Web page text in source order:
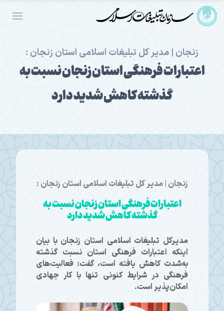
زنجان | مدیر کل تبلیغات اسلامی استان زنجان :
اعتبارات فرهنگی استان زنجان نسبت به
گذشته کاهش شدید دارد
زنجان | مدیر کل تبلیغات اسلامی استان زنجان :
اعتبارات فرهنگی استان زنجان نسبت به
گذشته کاهش شدید دارد
مدیرکل تبلیغات اسلامی استان زنجان با بیان
اینکه اعتبارات فرهنگی استان نسبت گذشته
به‌شدت کاهش یافته است، گفت: فعالیت‌های
فرهنگی در شرایط کنونی تنها با کار جهادی
امکان‌پذیر است.